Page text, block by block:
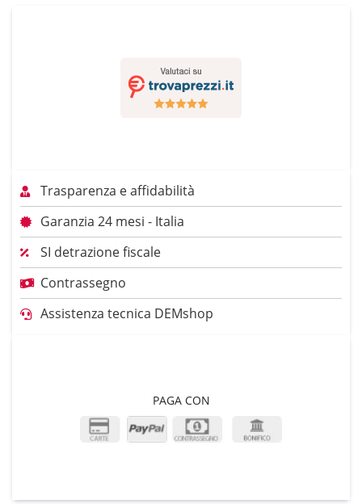
Trasparenza e affidabilità
Garanzia 24 mesi - Italia
SI detrazione fiscale
Contrassegno
Assistenza tecnica DEMshop
PAGA CON